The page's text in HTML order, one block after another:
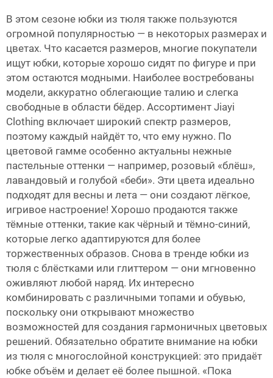
В этом сезоне юбки из тюля также пользуются
огромной популярностью — в некоторых размерах и
цветах. Что касается размеров, многие покупатели
ищут юбки, которые хорошо сидят по фигуре и при
этом остаются модными. Наиболее востребованы
модели, аккуратно облегающие талию и слегка
свободные в области бёдер. Ассортимент Jiayi
Clothing включает широкий спектр размеров,
поэтому каждый найдёт то, что ему нужно. По
цветовой гамме особенно актуальны нежные
пастельные оттенки — например, розовый «блёш»,
лавандовый и голубой «беби». Эти цвета идеально
подходят для весны и лета — они создают лёгкое,
игривое настроение! Хорошо продаются также
тёмные оттенки, такие как чёрный и тёмно-синий,
которые легко адаптируются для более
торжественных образов. Снова в тренде юбки из
тюля с блёстками или глиттером — они мгновенно
оживляют любой наряд. Их интересно
комбинировать с различными топами и обувью,
поскольку они открывают множество
возможностей для создания гармоничных цветовых
решений. Обязательно обратите внимание на юбки
из тюля с многослойной конструкцией: это придаёт
юбке объём и делает её более пышной. «Пока